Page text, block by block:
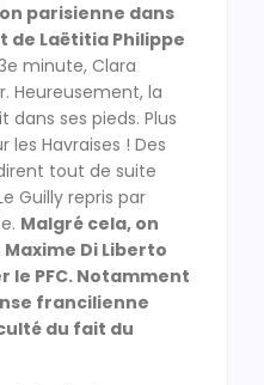
parisienne dans
de Laëtitia Philippe
minute, Clara
Heureusement, la
ses pieds. Plus
Havraises ! Des
tout de suite
Guilly repris par
Malgré cela, on
Di Liberto
le PFC. Notamment
francilienne
du fait du